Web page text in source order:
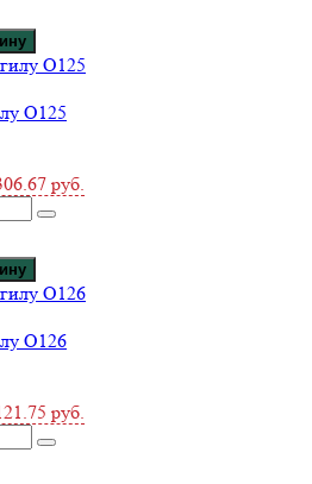
О125
руб.
О126
руб.